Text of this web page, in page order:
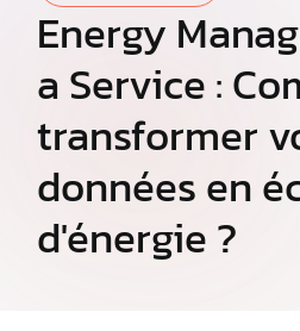
Energy
a Service :
transformer
données en
d'énergie ?